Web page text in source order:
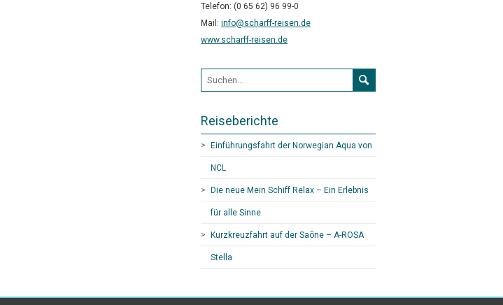
Telefon: (0 65 62) 96 99-0
Mail: info@scharff-reisen.de
www.scharff-reisen.de
Suchformular
Reiseberichte
Einführungsfahrt der Norwegian Aqua von
NCL
Die neue Mein Schiff Relax – Ein Erlebnis
für alle Sinne
Kurzkreuzfahrt auf der Saône – A-ROSA
Stella